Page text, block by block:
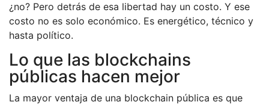
¿no? Pero detrás de esa libertad hay un costo. Y ese
costo no es solo económico. Es energético, técnico y
hasta político.
Lo que las blockchains
públicas hacen mejor
La mayor ventaja de una blockchain pública es que